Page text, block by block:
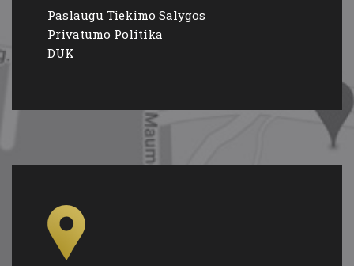
Paslaugu Tiekimo Salygos
Privatumo Politika
DUK